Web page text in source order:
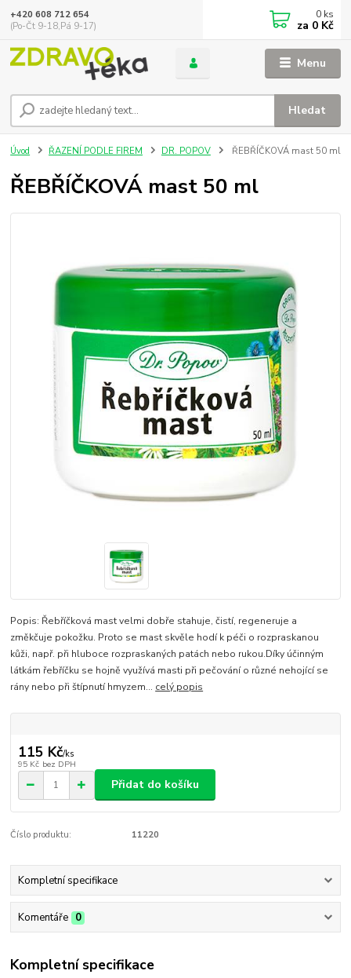
Menu
Hledat
+420 608 712 654
(Po-Čt 9-18,Pá 9-17)
0 ks
za 0 Kč
Úvod ŘAZENÍ PODLE FIREM DR. POPOV ŘEBŘÍČKOVÁ mast 50 ml
ŘEBŘÍČKOVÁ mast 50 ml
Popis: Řebříčková mast velmi dobře stahuje, čistí, regeneruje a
změkčuje pokožku. Proto se mast skvěle hodí k péči o rozpraskanou
kůži, např. při hluboce rozpraskaných patách nebo rukou.Díky účinným
látkám řebříčku se hojně využívá masti při pečování o různé nehojící se
rány nebo při štípnutí hmyzem... celý popis
115 Kč/ks
95 Kč bez DPH
Přidat do košíku
Číslo produktu: 11220
Kompletní specifikace
Komentáře 0
Kompletní specifikace